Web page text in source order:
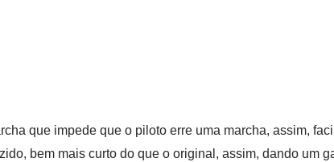
que impede que o piloto erre uma marcha, assim,
bem mais curto do que o original, assim, dando um